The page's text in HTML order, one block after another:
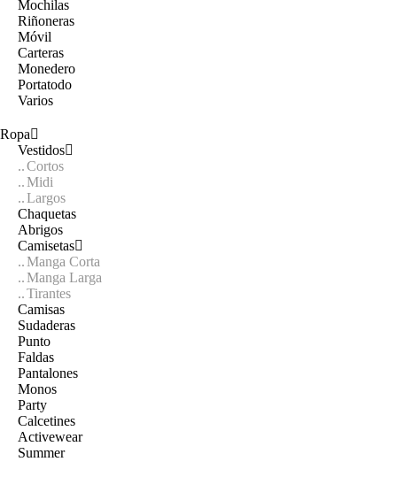
Mochilas
Riñoneras
Móvil
Carteras
Monedero
Portatodo
Varios
Ropa
Vestidos
Cortos
Midi
Largos
Chaquetas
Abrigos
Camisetas
Manga Corta
Manga Larga
Tirantes
Camisas
Sudaderas
Punto
Faldas
Pantalones
Monos
Party
Calcetines
Activewear
Summer